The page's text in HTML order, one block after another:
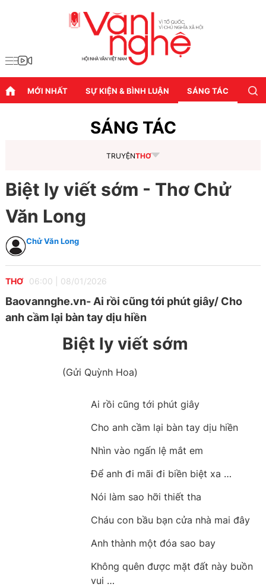
MỚI NHẤT SỰ KIỆN & BÌNH LUẬN SÁNG TÁC
SÁNG TÁC
TRUYỆNTHƠ
Biệt ly viết sớm - Thơ Chử
Văn Long
Chử Văn Long
THƠ 06:00 08/01/2026
Baovannghe.vn- Ai rồi cũng tới phút giây/ Cho
anh cầm lại bàn tay dịu hiền
Biệt ly viết sớm
(Gửi Quỳnh Hoa)
Ai rồi cũng tới phút giây
Cho anh cầm lại bàn tay dịu hiền
Nhìn vào ngấn lệ mắt em
Để anh đi mãi đi biền biệt xa …
Nói làm sao hỡi thiết tha
Cháu con bầu bạn cửa nhà mai đây
Anh thành một đóa sao bay
Không quên được mặt đất này buồn
vui …